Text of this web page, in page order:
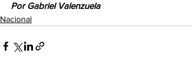
Por Gabriel Valenzuela
Nacional